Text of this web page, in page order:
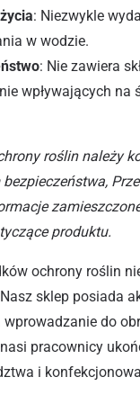
: Niezwykle
w wodzie.
: Nie zawiera
wpływających na
roślin należy
produktu.
ochrony roślin
sklep posiada
wprowadzanie do
pracownicy
i